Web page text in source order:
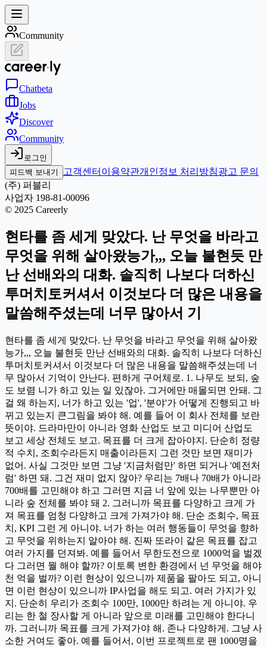
Community
Chatbeta
Jobs
Discover
Community
로그인
피드백 보내기
고객센터 이용약관개인정보 처리방침광고 문의
(주) 퍼블리
사업자 198-81-00096
© 2025 Careerly
현타를 좀 세게 맞았다. 난 무엇을 바라고
무엇을 위해 살아왔능가,,, 오늘 불현듯 만
난 선배와의 대화. 솔직히 나보다 더하신
투머치토커셔서 이것보다 더 많은 내용을
말씀해주셨는데 너무 많아서 기
현타를 좀 세게 맞았다. 난 무엇을 바라고 무엇을 위해 살아왔
능가,,, 오늘 불현듯 만난 선배와의 대화. 솔직히 나보다 더하신
투머치토커셔서 이것보다 더 많은 내용을 말씀해주셨는데 너
무 많아서 기억이 안난다. 편하게 구어체로. 1. 나무도 보되, 숲
도 보렴 니가 하고 있는 일 있잖아. 그거에만 매몰되면 안돼. 그
걸 왜 하는지, 너가 하고 있는 '업', '분야'가 어떻게 진행되고 바
뀌고 있는지 큰그림을 봐야 해. 예를 들어 이 회사 전체를 보란
뜻이야. 드라마만이 아니라 영화 산업도 보고 미디어 산업도
보고 세상 전체도 보고. 목표를 더 크게 잡아야지. 단순히 정량
적 수치, 조회수라든지 매출이라든지 그런 것만 보면 재미가
없어. 사실 그것만 보면 그냥 '지금처럼만' 하면 되거나 '예전처
럼' 하면 돼. 그건 재미 없지 않아? 우리는 7배나 70배가 아니라
700배를 고민해야 하고 그러면 지금 너 앞에 있는 나무뿐만 아
니라 숲 전체를 봐야 돼 2. 그러니까 목표를 다양하고 크게 가
져 목표를 엄청 다양하고 크게 가져가야 해. 단순 조회수, 목표
치, KPI 그런 게 아니야. 너가 하는 여러 행동들이 무엇을 향하
고 무엇을 위하는지 알아야 해. 진짜 또라이 같은 목표를 잡고
여러 가지를 던져봐. 예를 들어서 무한도전으로 1000억을 벌겠
다 그러면 뭘 해야 할까? 이토록 변한 환경에서 넌 무엇을 해야
천 억을 벌까? 이런 현상이 있으니까 제품을 팔아도 되고, 아니
면 이런 현상이 있으니까 IP사업을 해도 되고. 여러 가지가 있
지. 단순히 우리가 조회수 100만, 1000만 하려는 게 아니야. 우
리는 한 철 장사할 게 아니라 앞으로 미래를 고민해야 한다니
까. 그러니까 목표를 크게 가져가야 해. 존나 다양하게. 그냥 사
소한 거여도 좋아. 예를 들어서, 이번 프로젝트로 팬 1000명을